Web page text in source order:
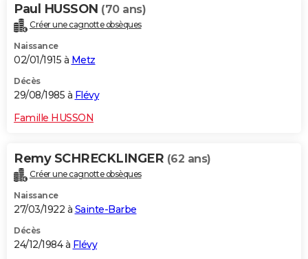
Paul HUSSON (70 ans)
Créer une cagnotte obsèques
Naissance
02/01/1915 à Metz
Décès
29/08/1985 à Flévy
Famille HUSSON
Remy SCHRECKLINGER (62 ans)
Créer une cagnotte obsèques
Naissance
27/03/1922 à Sainte-Barbe
Décès
24/12/1984 à Flévy